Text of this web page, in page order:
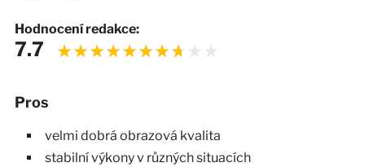
Hodnocení redakce:
7.7
Pros
velmi dobrá obrazová kvalita
stabilní výkony v různých situacích